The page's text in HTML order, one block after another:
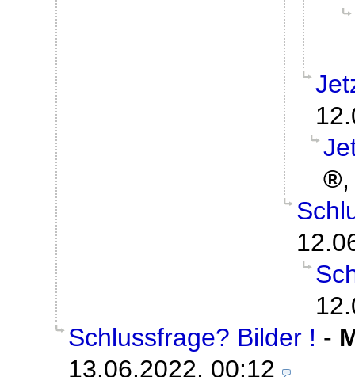
Schlussfrage? Bilder ! -
13.06.2022, 00:12